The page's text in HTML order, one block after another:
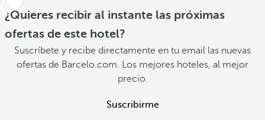
¿Quieres recibir al instante las próximas
ofertas de este hotel?
Suscríbete y recibe directamente en tu email las nuevas
ofertas de Barcelo.com. Los mejores hoteles, al mejor
precio.
Suscribirme